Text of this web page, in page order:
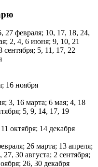
27 февраля; 10, 17, 18, 24,
2, 4, 6 июня; 9, 10, 21
5, 11, 17, 22
16 ноября
3, 16 марта; 6 мая; 4, 18
5, 9, 14, 17, 19
октября; 14 декабря
26 марта; 13 апреля;
30 августа; 2 сентября;
26, 30 декабря